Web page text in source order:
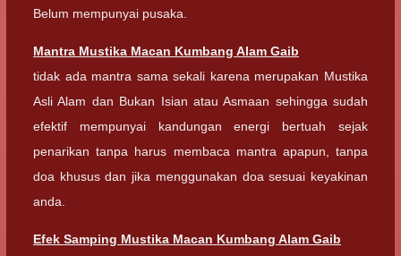
Belum mempunyai pusaka.
Mantra Mustika Macan Kumbang Alam Gaib
tidak ada mantra sama sekali karena merupakan Mustika
Asli Alam dan Bukan Isian atau Asmaan sehingga sudah
efektif mempunyai kandungan energi bertuah sejak
penarikan tanpa harus membaca mantra apapun, tanpa
doa khusus dan jika menggunakan doa sesuai keyakinan
anda.
Efek Samping Mustika Macan Kumbang Alam Gaib